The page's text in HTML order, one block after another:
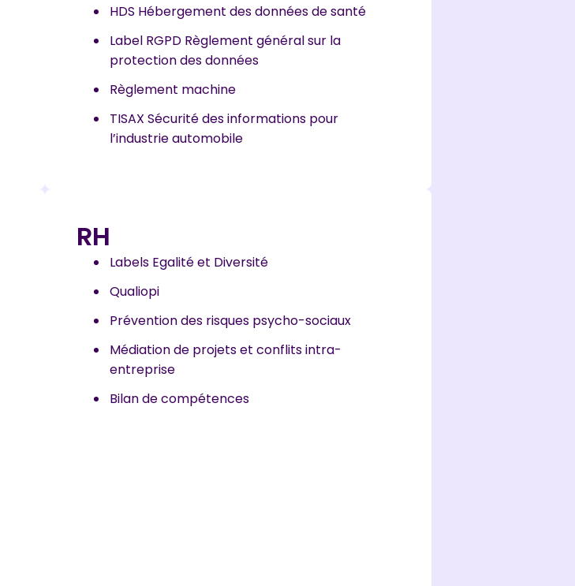
HDS Hébergement des données de santé
Label RGPD Règlement général sur la
protection des données
Règlement machine
TISAX Sécurité des informations pour
l’industrie automobile
RH
Labels Egalité et Diversité
Qualiopi
Prévention des risques psycho-sociaux
Médiation de projets et conflits intra-
entreprise
Bilan de compétences